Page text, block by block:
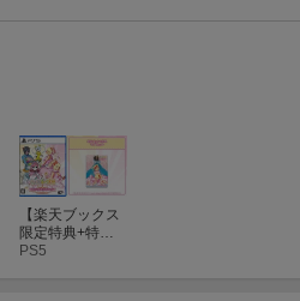
【楽天ブックス
限定特典+特
典】むちむちポ
PS5